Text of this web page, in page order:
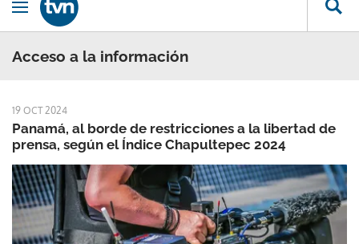
Obrir navegació
Acceso a la información
19 OCT 2024
Panamá, al borde de restricciones a la libertad de
prensa, según el Índice Chapultepec 2024